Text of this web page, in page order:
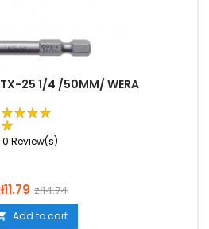
25 1/4 /50MM/ WERA
0 Review(s)
Regular
price
zł14.74
Add to cart